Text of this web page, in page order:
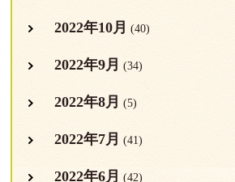
2022年10月 (40)
2022年9月 (34)
2022年8月 (5)
2022年7月 (41)
2022年6月 (42)